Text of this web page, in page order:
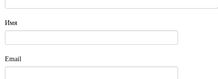
Имя
Email